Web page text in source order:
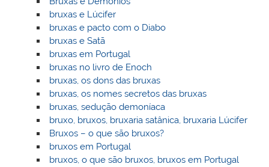
bruxas e Lúcifer
bruxas e pacto com o Diabo
bruxas e Satã
bruxas em Portugal
bruxas no livro de Enoch
bruxas, os dons das bruxas
bruxas, os nomes secretos das bruxas
bruxas, sedução demoníaca
bruxo, bruxos, bruxaria satânica, bruxaria Lúcifer
Bruxos – o que são bruxos?
bruxos em Portugal
bruxos, o que são bruxos, bruxos em Portugal